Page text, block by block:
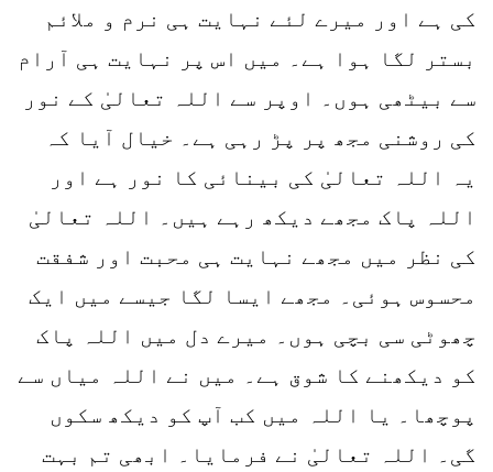
کی ہے اور میرے لئے نہایت ہی نرم و ملائم
بستر لگا ہوا ہے۔ میں اس پر نہایت ہی آرام
سے بیٹھی ہوں۔ اوپر سے اللہ تعالیٰ کے نور
کی روشنی مجھ پر پڑ رہی ہے۔ خیال آیا کہ
یہ اللہ تعالیٰ کی بینائی کا نور ہے اور
اللہ پاک مجھے دیکھ رہے ہیں۔ اللہ تعالیٰ
کی نظر میں مجھے نہایت ہی محبت اور شفقت
محسوس ہوئی۔ مجھے ایسا لگا جیسے میں ایک
چھوٹی سی بچی ہوں۔ میرے دل میں اللہ پاک
کو دیکھنے کا شوق ہے۔ میں نے اللہ میاں سے
پوچھا۔ یا اللہ میں کب آپ کو دیکھ سکوں
گی۔ اللہ تعالیٰ نے فرمایا۔ ابھی تم بہت